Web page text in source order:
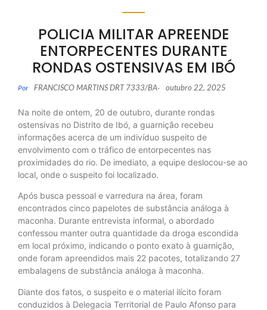
POLICIA MILITAR APREENDE
ENTORPECENTES DURANTE
RONDAS OSTENSIVAS EM IBÓ
Por FRANCISCO MARTINS DRT 7333/BA- outubro 22, 2025
Na noite de ontem, 20 de outubro, durante rondas
ostensivas no Distrito de Ibó, a guarnição recebeu
informações acerca de um indivíduo suspeito de
envolvimento com o tráfico de entorpecentes nas
proximidades do rio. De imediato, a equipe deslocou-se ao
local, onde o suspeito foi localizado.
Após busca pessoal e varredura na área, foram
encontrados cinco papelotes de substância análoga à
maconha. Durante entrevista informal, o abordado
confessou manter outra quantidade da droga escondida
em local próximo, indicando o ponto exato à guarnição,
onde foram apreendidos mais 22 pacotes, totalizando 27
embalagens de substância análoga à maconha.
Diante dos fatos, o suspeito e o material ilícito foram
conduzidos à Delegacia Territorial de Paulo Afonso para